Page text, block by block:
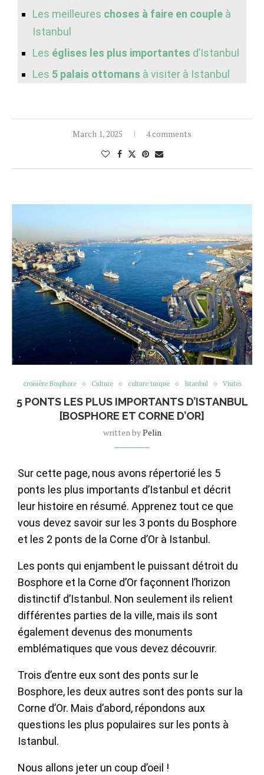
Les meilleures choses à faire en couple à
Istanbul
Les églises les plus importantes d’Istanbul
Les 5 palais ottomans à visiter à Istanbul
March 1, 2025 4 comments
croisière Bosphore Culture culture turque Istanbul Visites
5 PONTS LES PLUS IMPORTANTS D’ISTANBUL
[BOSPHORE ET CORNE D’OR]
written byPelin
Sur cette page, nous avons répertorié les 5
ponts les plus importants d’Istanbul et décrit
leur histoire en résumé. Apprenez tout ce que
vous devez savoir sur les 3 ponts du Bosphore
et les 2 ponts de la Corne d’Or à Istanbul.
Les ponts qui enjambent le puissant détroit du
Bosphore et la Corne d’Or façonnent l’horizon
distinctif d’Istanbul. Non seulement ils relient
différentes parties de la ville, mais ils sont
également devenus des monuments
emblématiques que vous devez découvrir.
Trois d’entre eux sont des ponts sur le
Bosphore, les deux autres sont des ponts sur la
Corne d’Or. Mais d’abord, répondons aux
questions les plus populaires sur les ponts à
Istanbul.
Nous allons jeter un coup d’oeil !